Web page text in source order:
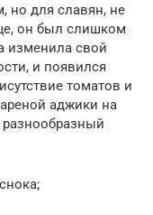
но для славян, не
он был слишком
изменила свой
и появился
томатов и
аджики на